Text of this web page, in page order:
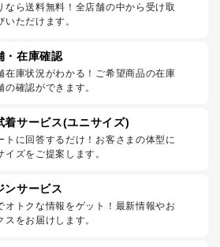
なら送料無料！全店舗の中から受け取
いただけます。
・在庫確認
在庫状況がわかる！ご希望商品の在庫
確認ができます。
着サービス(ユニサイズ)
トに回答するだけ！お客さまの体型に
イズをご提案します。
ンサービス
オトクな情報をゲット！最新情報やお
をお届けします。